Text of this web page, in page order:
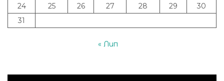
24
25 26 27 28 29
30
31
« Лип